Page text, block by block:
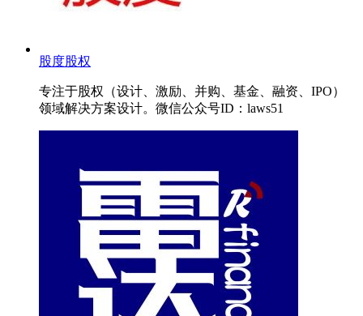
股度股权
专注于股权（设计、激励、并购、基金、融资、IPO）
领域解决方案设计。微信公众号ID：laws51